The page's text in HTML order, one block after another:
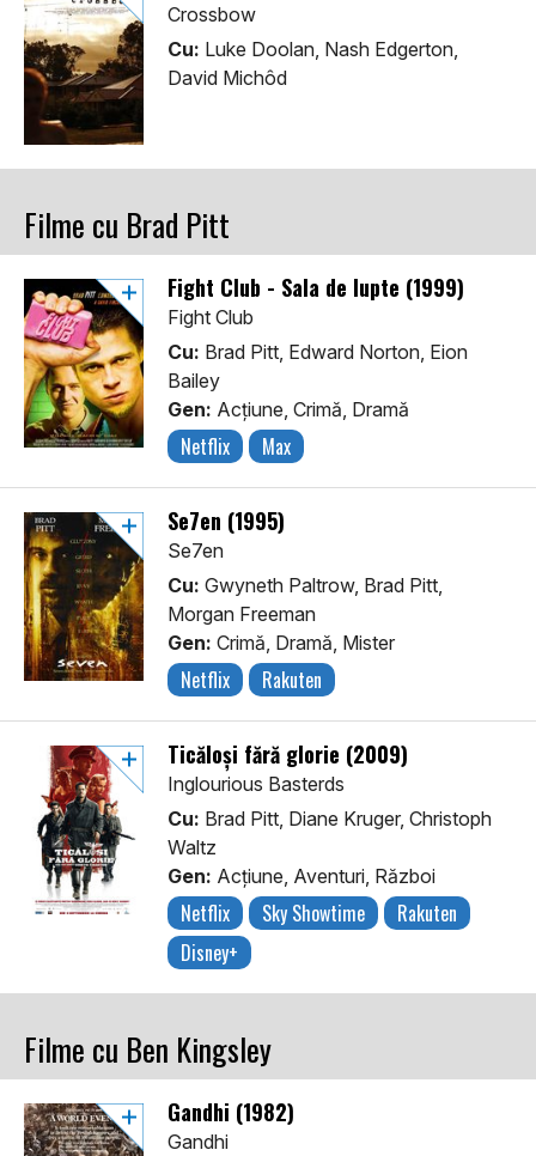
Crossbow
Cu: Luke Doolan, Nash Edgerton,
David Michôd
Filme cu Brad Pitt
Fight Club - Sala de lupte (1999)
Fight Club
Cu: Brad Pitt, Edward Norton, Eion
Bailey
Gen: Acţiune, Crimă, Dramă
Netflix Max
Se7en (1995)
Se7en
Cu: Gwyneth Paltrow, Brad Pitt,
Morgan Freeman
Gen: Crimă, Dramă, Mister
Netflix Rakuten
Ticăloși fără glorie (2009)
Inglourious Basterds
Cu: Brad Pitt, Diane Kruger, Christoph
Waltz
Gen: Acţiune, Aventuri, Război
Netflix Sky Showtime
Rakuten
Disney+
Filme cu Ben Kingsley
Gandhi (1982)
Gandhi